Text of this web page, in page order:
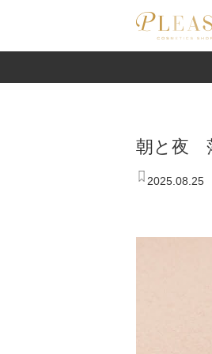
朝と夜
2025.08.25